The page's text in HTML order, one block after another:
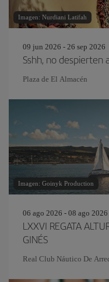
Imagen: Nurdiani Latifah
09 jun 2026 - 26 sep 2026
Sshh, no despierten
Plaza de El Almacén
Imagen: Goinyk Production
06 ago 2026 - 08 ago 2026
LXXVI REGATA
GINÉS
Real Club Náutico De